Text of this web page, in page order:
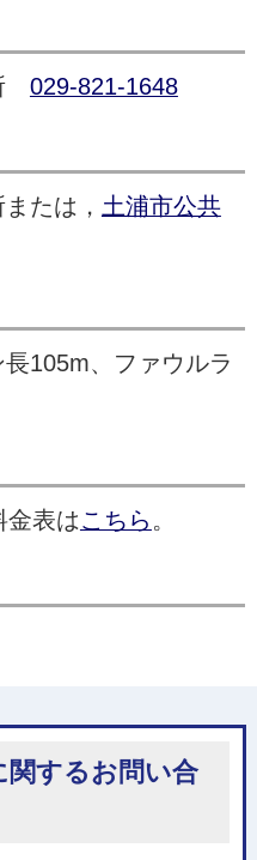
029-821-1648
たは， 土浦市公共
105m、ファウルラ
金表はこちら 。
関するお問い合